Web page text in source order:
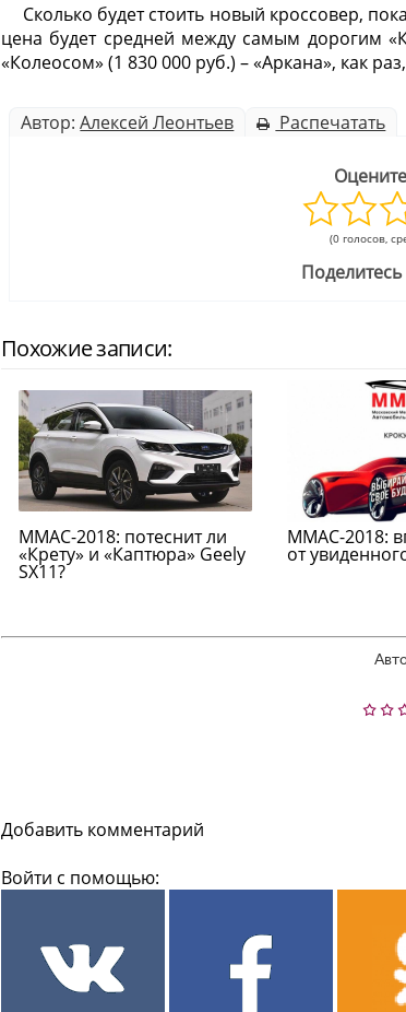
Сколько будет стоить новый кроссовер,
цена будет средней между самым дорогим
«Колеосом» (1 830 000 руб.) – «Аркана», как
Автор:Алексей Леонтьев Распечатать
(0 голосов,
Похожие записи:
ММАС-2018: потеснит ли
«Крету» и «Каптюра» Geely
SX11?
ММАС-2018:
от
Добавить комментарий
Войти с помощью: